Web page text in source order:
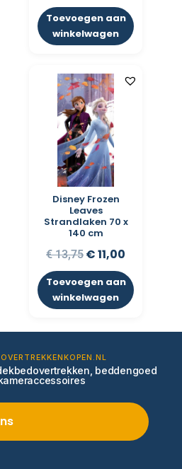
Toevoegen aan
winkelwagen
Disney Frozen
Leaves
Strandlaken 70 x
140 cm
€13,75 €11,00
Toevoegen aan
winkelwagen
beddengoed